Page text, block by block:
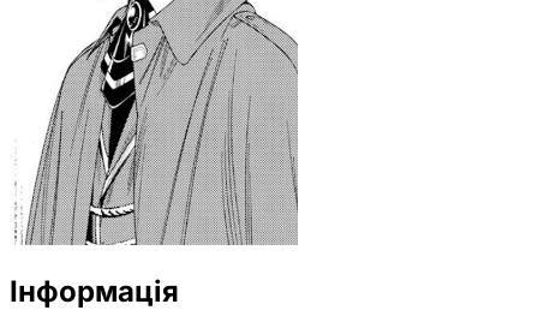
Інформація